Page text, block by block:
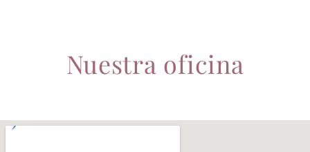
Nuestra oficina